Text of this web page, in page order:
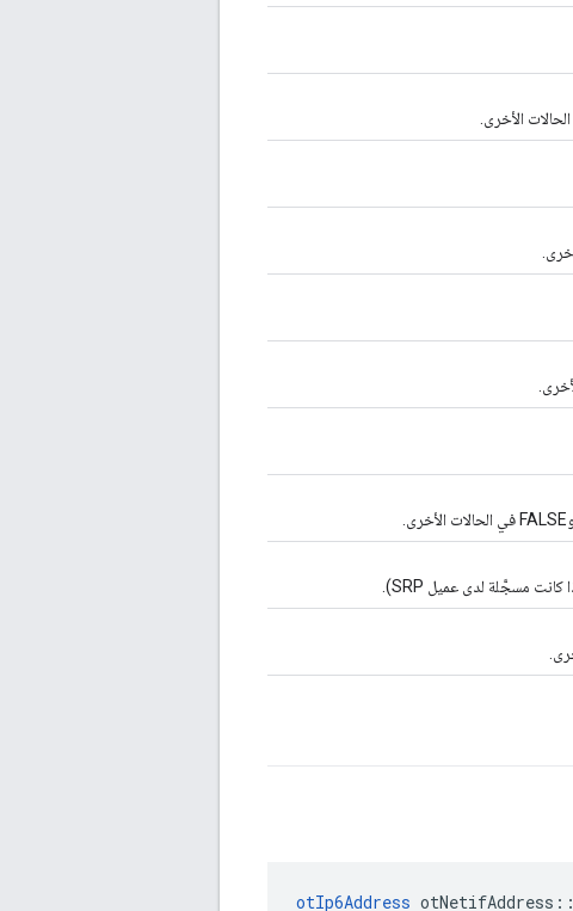
otIp6Address otNetifAddress ::